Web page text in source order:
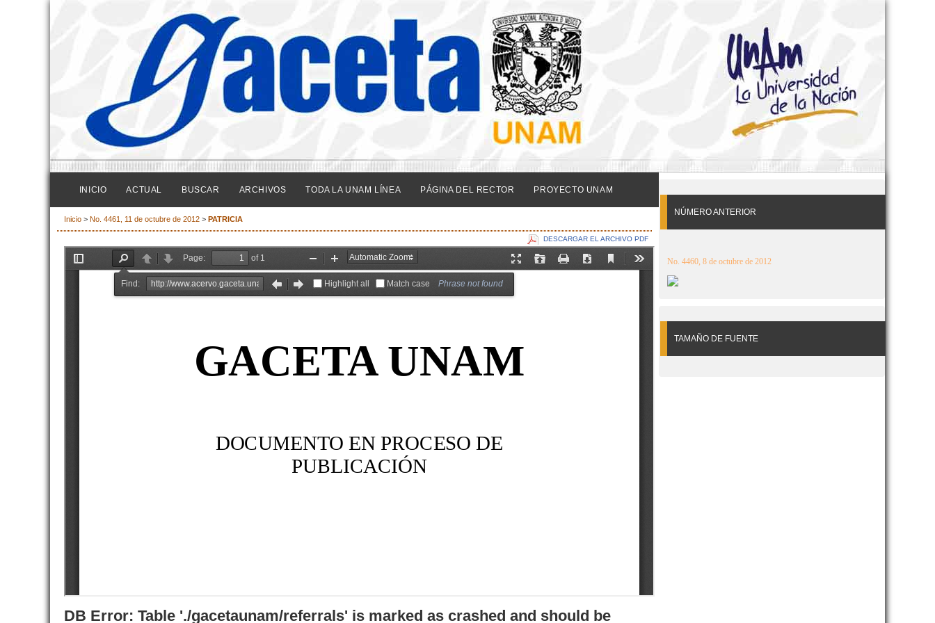
NÚMERO ANTERIOR
No. 4460, 8 de octubre de 2012
TAMAÑO DE FUENTE
INICIO ACTUAL BUSCAR ARCHIVOS TODA LA UNAM LÍNEA PÁGINA DEL RECTOR PROYECTO UNAM
Inicio > No. 4461, 11 de octubre de 2012 > PATRICIA
DESCARGAR EL ARCHIVO PDF
DB Error: Table './gacetaunam/referrals' is marked as crashed and should be